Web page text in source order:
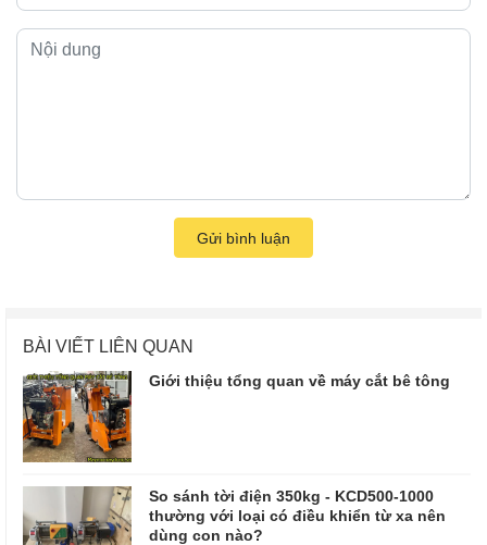
Gửi bình luận
BÀI VIẾT LIÊN QUAN
Giới thiệu tổng quan về máy cắt bê tông
So sánh tời điện 350kg - KCD500-1000
thường với loại có điều khiển từ xa nên
dùng con nào?